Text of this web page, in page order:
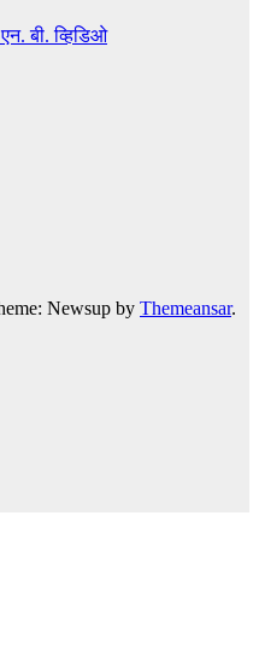
बी. व्हिडिओ
Newsup by Themeansar.